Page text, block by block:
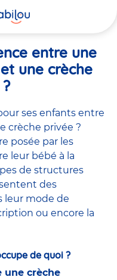
entre une
une crèche
ses enfants entre
crèche privée ?
posée par les
leur bébé à la
de structures
des
leur mode de
ou encore la
de quoi ?
une crèche